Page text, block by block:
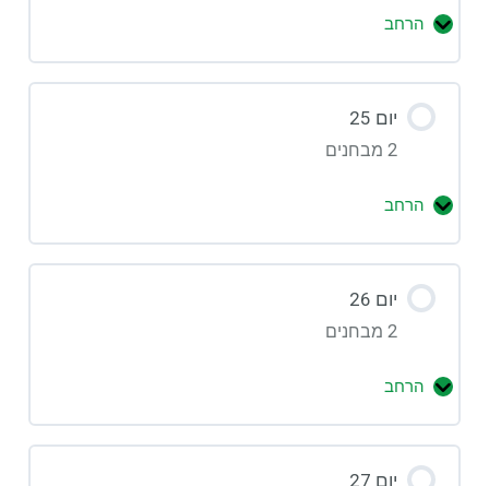
הרחב
יום 25
2 מבחנים
הרחב
יום 26
2 מבחנים
הרחב
יום 27